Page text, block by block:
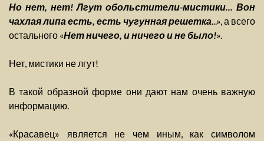
Но нет, нет! Лгут обольстители-мистики... Вон
чахлая липа есть, есть чугунная решетка ...», а всего
остального «Нет ничего, и ничего и не было!».
Нет, мистики не лгут!
В такой образной форме они дают нам очень важную
информацию.
«Красавец» является не чем иным, как символом